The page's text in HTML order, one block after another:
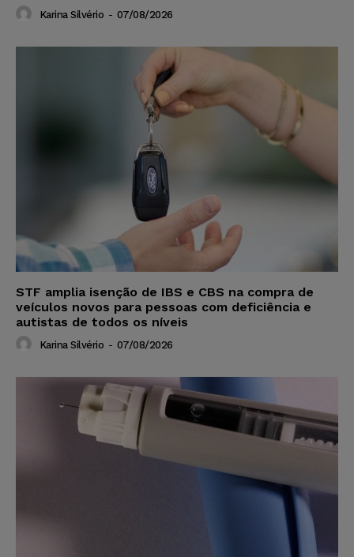
Karina Silvério - 07/08/2026
STF amplia isenção de IBS e CBS na compra de
veículos novos para pessoas com deficiência e
autistas de todos os níveis
Karina Silvério - 07/08/2026